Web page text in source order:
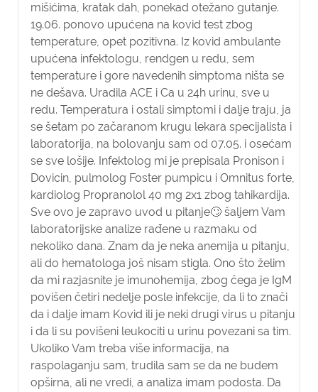
mišićima, kratak dah, ponekad otežano gutanje.
19.06. ponovo upućena na kovid test zbog
temperature, opet pozitivna. Iz kovid ambulante
upućena infektologu, rendgen u redu, sem
temperature i gore navedenih simptoma ništa se
ne dešava. Uradila ACE i Ca u 24h urinu, sve u
redu. Temperatura i ostali simptomi i dalje traju, ja
se šetam po začaranom krugu lekara specijalista i
laboratorija, na bolovanju sam od 07.05. i osećam
se sve lošije. Infektolog mi je prepisala Pronison i
Dovicin, pulmolog Foster pumpicu i Omnitus forte,
kardiolog Propranolol 40 mg 2x1 zbog tahikardija.
Sve ovo je zapravo uvod u pitanje🙄 šaljem Vam
laboratorijske analize rađene u razmaku od
nekoliko dana. Znam da je neka anemija u pitanju,
ali do hematologa još nisam stigla. Ono što želim
da mi razjasnite je imunohemija, zbog čega je IgM
povišen četiri nedelje posle infekcije, da li to znači
da i dalje imam Kovid ili je neki drugi virus u pitanju
i da li su povišeni leukociti u urinu povezani sa tim.
Ukoliko Vam treba više informacija, na
raspolaganju sam, trudila sam se da ne budem
opširna, ali ne vredi, a analiza imam podosta. Da